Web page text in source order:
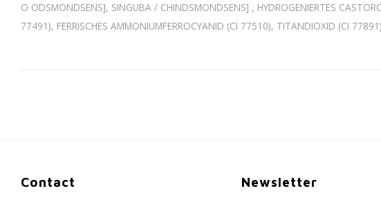
O ODSMONDSENS], SINGUBA / CHINDSMONDSENS] , HYDROGENIERTES
77491), FERRISCHES AMMONIUMFERROCYANID (CI 77510), TITANDIOXID (CI
Contact Newsletter